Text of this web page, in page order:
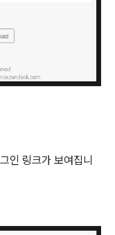
인 링크가 보여집니